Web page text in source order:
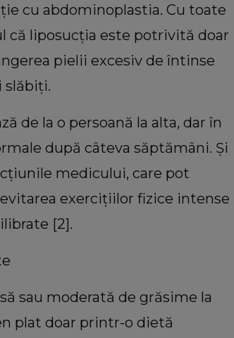
cu abdominoplastia. Cu toate
că liposucția este potrivită doar
pielii excesiv de întinse
slăbiți.
de la o persoană la alta, dar în
după câteva săptămâni. Și
medicului, care pot
exercițiilor fizice intense
[2].
sau moderată de grăsime la
plat doar printr-o dietă